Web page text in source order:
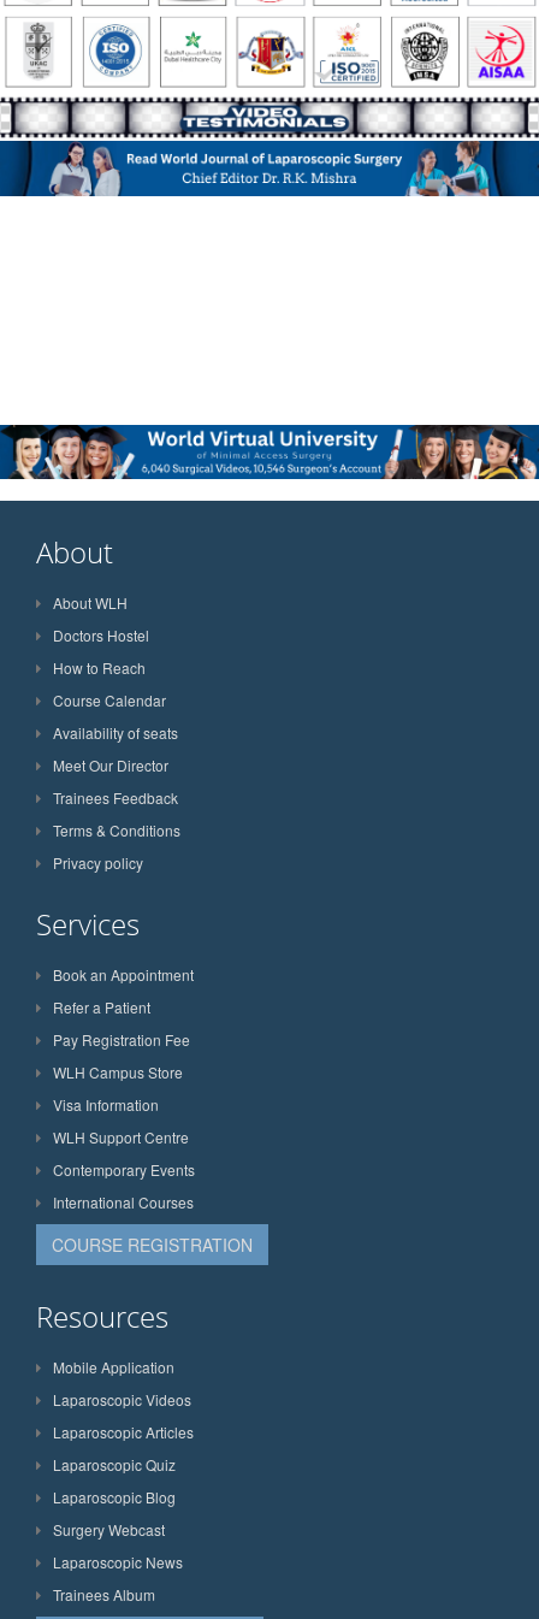
About
About WLH
Doctors Hostel
How to Reach
Course Calendar
Availability of seats
Meet Our Director
Trainees Feedback
Terms & Conditions
Privacy policy
Services
Book an Appointment
Refer a Patient
Pay Registration Fee
WLH Campus Store
Visa Information
WLH Support Centre
Contemporary Events
International Courses
COURSE REGISTRATION
Resources
Mobile Application
Laparoscopic Videos
Laparoscopic Articles
Laparoscopic Quiz
Laparoscopic Blog
Surgery Webcast
Laparoscopic News
Trainees Album